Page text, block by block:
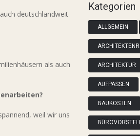
deutschlandweit
als auch
weil wir uns
Kategorien
ALLGEMEIN
ARCHITEKTUR
AUFPASSEN
BAUKOSTEN